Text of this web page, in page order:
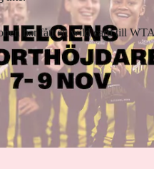
har fått ett wild card till